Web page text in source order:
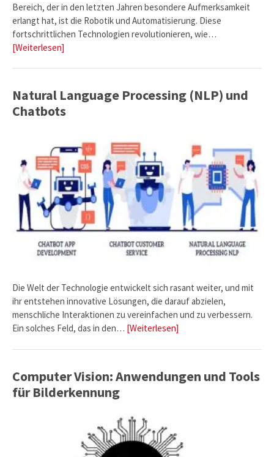
Bereich, der in den letzten Jahren besondere Aufmerksamkeit
erlangt hat, ist die Robotik und Automatisierung. Diese
fortschrittlichen Technologien revolutionieren, wie…
[Weiterlesen]
Natural Language Processing (NLP) und
Chatbots
Die Welt der Technologie entwickelt sich rasant weiter, und mit
ihr entstehen innovative Lösungen, die darauf abzielen,
menschliche Interaktionen zu vereinfachen und zu verbessern.
Ein solches Feld, das in den… [Weiterlesen]
Computer Vision: Anwendungen und Tools
für Bilderkennung